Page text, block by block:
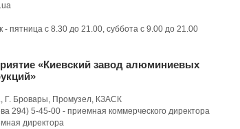
пятница с 8.30 до 21.00, суббота с 9.00 до 21.00
«Киевский завод алюминиевых
Г. Бровары, Промузел, КЗАСК
294) 5-45-00 - приемная коммерческого директора
директора